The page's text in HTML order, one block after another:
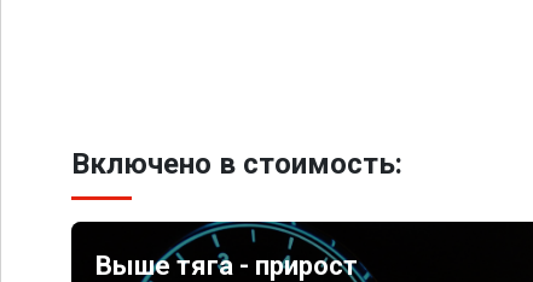
Включено в стоимость:
Выше тяга - прирост